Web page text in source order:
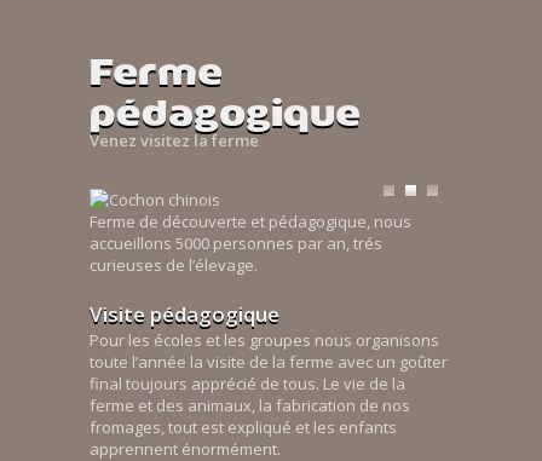
Ferme
pédagogique
Venez visitez la ferme
Ferme de découverte et pédagogique, nous
accueillons 5000 personnes par an, trés
curieuses de l’élevage.
Visite pédagogique
Pour les écoles et les groupes nous organisons
toute l’année la visite de la ferme avec un goûter
final toujours apprécié de tous. Le vie de la
ferme et des animaux, la fabrication de nos
fromages, tout est expliqué et les enfants
apprennent énormément.